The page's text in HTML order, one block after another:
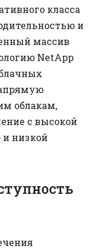
класса
и
массив
NetApp
облакам,
с высокой
и низкой